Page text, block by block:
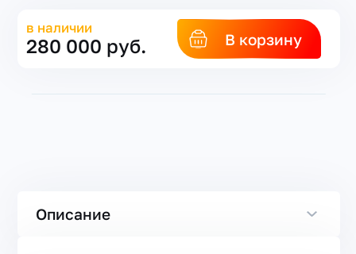
в наличии
280 000 руб. В корзину
Описание